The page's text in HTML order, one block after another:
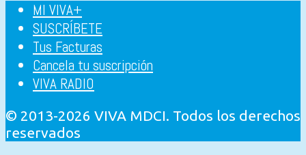
MI VIVA+
SUSCRÍBETE
Tus Facturas
Cancela tu suscripción
VIVA RADIO
© 2013-2026 VIVA MDCI. Todos los derechos
reservados